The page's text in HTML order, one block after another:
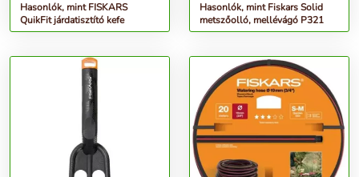
Hasonlók, mint FISKARS
QuikFit járdatisztító kefe
Hasonlók, mint Fiskars Solid
metszőolló, mellévágó P321